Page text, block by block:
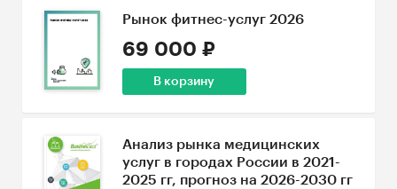
Рынок фитнес-услуг 2026
69 000 ₽
В корзину
Анализ рынка медицинских
услуг в городах России в 2021-
2025 гг, прогноз на 2026-2030 гг